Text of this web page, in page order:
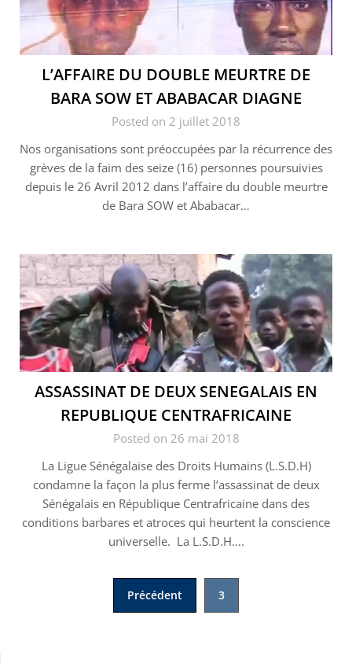
L’AFFAIRE DU DOUBLE MEURTRE DE
BARA SOW ET ABABACAR DIAGNE
Posted on 2 juillet 2018
Nos organisations sont préoccupées par la récurrence des
grèves de la faim des seize (16) personnes poursuivies
depuis le 26 Avril 2012 dans l’affaire du double meurtre
de Bara SOW et Ababacar…
ASSASSINAT DE DEUX SENEGALAIS EN
REPUBLIQUE CENTRAFRICAINE
Posted on 26 mai 2018
La Ligue Sénégalaise des Droits Humains (L.S.D.H)
condamne la façon la plus ferme l’assassinat de deux
Sénégalais en République Centrafricaine dans des
conditions barbares et atroces qui heurtent la conscience
universelle. La L.S.D.H….
Précédent 3